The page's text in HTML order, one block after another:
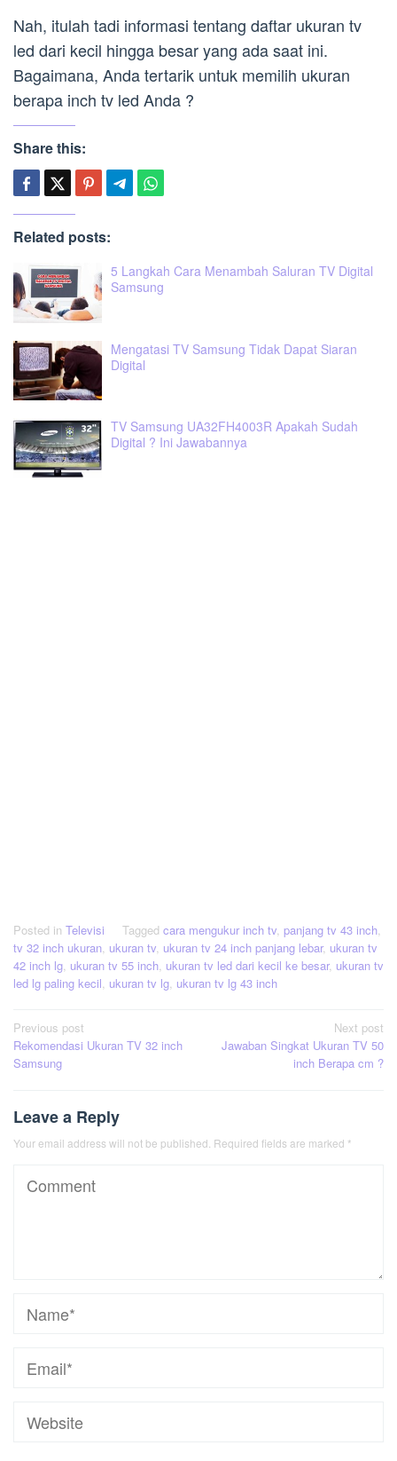
Nah, itulah tadi informasi tentang daftar ukuran tv
led dari kecil hingga besar yang ada saat ini.
Bagaimana, Anda tertarik untuk memilih ukuran
berapa inch tv led Anda ?
Share this:
Related posts:
5 Langkah Cara Menambah Saluran TV Digital
Samsung
Mengatasi TV Samsung Tidak Dapat Siaran
Digital
TV Samsung UA32FH4003R Apakah Sudah
Digital ? Ini Jawabannya
Posted in Televisi Tagged cara mengukur inch tv, panjang tv 43 inch,
tv 32 inch ukuran, ukuran tv, ukuran tv 24 inch panjang lebar, ukuran tv
42 inch lg, ukuran tv 55 inch, ukuran tv led dari kecil ke besar, ukuran tv
led lg paling kecil, ukuran tv lg, ukuran tv lg 43 inch
Post
navigation
Previous post
Rekomendasi Ukuran TV 32 inch
Samsung
Next post
Jawaban Singkat Ukuran TV 50
inch Berapa cm ?
Leave a Reply
Your email address will not be published. Required fields are marked *